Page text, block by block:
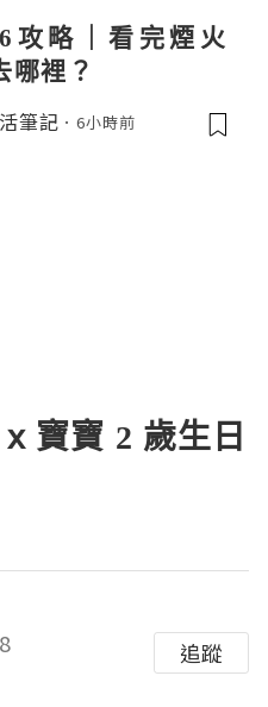
攻略｜看完煙火
哪裡？
筆記 6小時前
寶寶 2 歲生日
追蹤